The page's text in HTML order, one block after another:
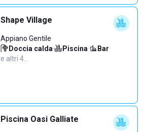
Shape Village
Appiano Gentile
Doccia calda· Piscina· Bar·
e altri 4…
Piscina Oasi Galliate